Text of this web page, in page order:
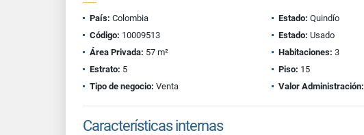
País: Colombia Estado: Quindío
Código: 10009513 Estado: Usado
Área Privada: 57 m² Habitaciones: 3
Estrato: 5 Piso: 15
Tipo de negocio: Venta Valor Administración:
Características internas